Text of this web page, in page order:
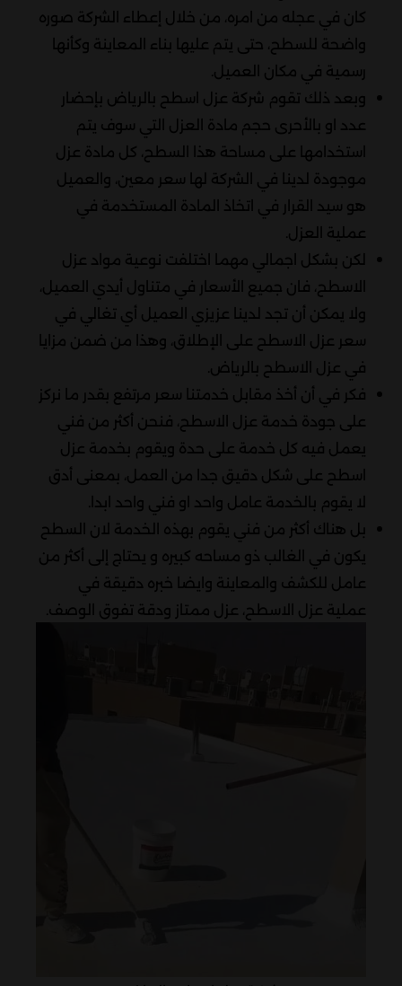
كان في عجله من امره، من خلال إعطاء الشركة صوره
واضحة للسطح، حتى يتم عليها بناء المعاينة وكأنها
رسمية في مكان العميل.
وبعد ذلك تقوم شركة عزل اسطح بالرياض بإحضار
عدد او بالأحرى حجم مادة العزل التي سوف يتم
استخدامها على مساحة هذا السطح، كل مادة عزل
موجودة لدينا في الشركة لها سعر معين، والعميل
هو سيد القرار في اتخاذ المادة المستخدمة في
عملية العزل.
لكن بشكل اجمالي مهما اختلفت نوعية مواد عزل
الاسطح، فان جميع الأسعار في متناول أيدي العميل،
ولا يمكن أن تجد لدينا عزيزي العميل أي تغالي في
سعر عزل الاسطح على الإطلاق، وهذا من ضمن مزايا
في عزل الاسطح بالرياض.
فكر في أن أخذ مقابل خدمتنا سعر مرتفع بقدر ما نركز
على جودة خدمة عزل الاسطح، فنحن أكثر من فني
يعمل فيه كل خدمة على حدة ويقوم بخدمة عزل
اسطح على شكل دقيق جدا من العمل، بمعنى أدق
لا يقوم بالخدمة عامل واحد او فني واحد ابدا.
بل هناك أكثر من فني يقوم بهذه الخدمة لان السطح
يكون في الغالب ذو مساحه كبيره و يحتاج إلى أكثر من
عامل للكشف والمعاينة وايضا خبره دقيقة في
عملية عزل الاسطح، عزل ممتاز ودقة تفوق الوصف.